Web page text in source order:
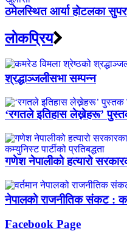
ठमेलस्थित आर्या होटलका
लाेकप्रिय
श्रद्धाञ्जलीसभा सम्पन्न
‘रगतले इतिहास लेख्नेहरू’
गणेश नेपालीको हत्यारो
नेपालको राजनीतिक संकट :
Facebook Page